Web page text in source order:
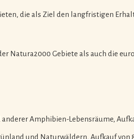
die als Ziel den langfristigen
Natura2000 Gebiete als auch die
Amphibien-Lebensräume,
und Naturwäldern, Aufkauf von